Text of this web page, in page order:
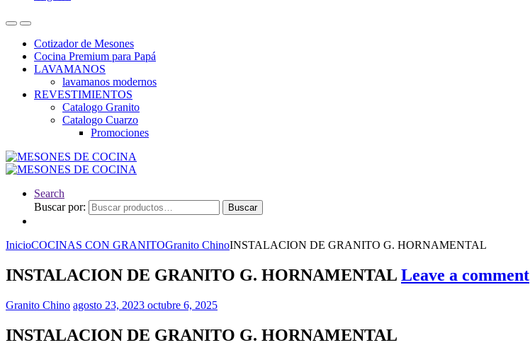
Cotizador de Mesones
Cocina Premium para Papá
LAVAMANOS
lavamanos modernos
REVESTIMIENTOS
Catalogo Granito
Catalogo Cuarzo
Promociones
Search
Buscar por:
Buscar
InicioCOCINAS CON GRANITOGranito ChinoINSTALACION DE GRANITO G. HORNAMENTAL
INSTALACION DE GRANITO G. HORNAMENTAL Leave a comment
Granito Chino agosto 23, 2023 octubre 6, 2025
INSTALACION DE GRANITO G. HORNAMENTAL